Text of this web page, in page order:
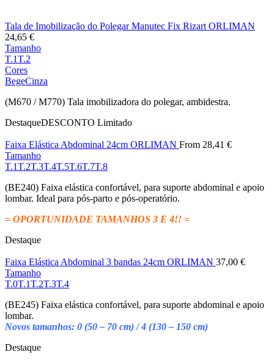
Tala de Imobilização do Polegar Manutec Fix Rizart ORLIMAN
24,65 €
Tamanho
T.1T.2
Cores
BegeCinza
(M670 / M770) Tala imobilizadora do polegar, ambidestra.
DestaqueDESCONTO Limitado
Faixa Elástica Abdominal 24cm ORLIMAN From 28,41 €
Tamanho
T.1T.2T.3T.4T.5T.6T.7T.8
(BE240) Faixa elástica confortável, para suporte abdominal e apoio
lombar. Ideal para pós-parto e pós-operatório.
= OPORTUNIDADE TAMANHOS 3 E 4!! =
Destaque
Faixa Elástica Abdominal 3 bandas 24cm ORLIMAN 37,00 €
Tamanho
T.0T.1T.2T.3T.4
(BE245) Faixa elástica confortável, para suporte abdominal e apoio
lombar.
Novos tamanhos: 0 (50 – 70 cm) / 4 (130 – 150 cm)
Destaque